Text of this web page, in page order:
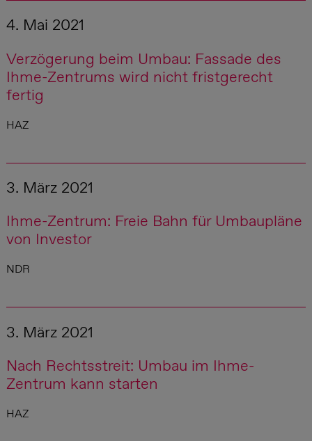
4. Mai 2021
Verzögerung beim Umbau: Fassade des
Ihme-Zentrums wird nicht fristgerecht
fertig
HAZ
3. März 2021
Ihme-Zentrum: Freie Bahn für Umbaupläne
von Investor
NDR
3. März 2021
Nach Rechtsstreit: Umbau im Ihme-
Zentrum kann starten
HAZ